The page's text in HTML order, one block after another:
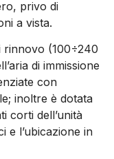
privo di
a vista.
rinnovo (100÷240
di immissione
con
inoltre è dotata
corti dell’unità
e l’ubicazione in